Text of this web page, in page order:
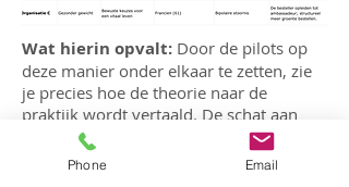
Wat hierin opvalt: Door de pilots op
deze manier onder elkaar te zetten, zie
je precies hoe de theorie naar de
praktijk wordt vertaald. De schat aan
ervaringen die dit oplevert (van
gedragsaanpassingen zoals een 'kleiner
Phone Email